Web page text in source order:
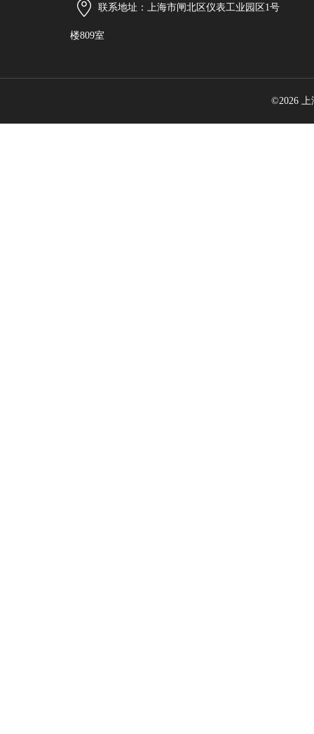
联系地址：上海市闸北区仪表工业园区1号
楼809室
©2026